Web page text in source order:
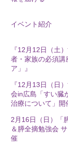
イベント紹介
『12月12日（土
者・家族の必須講
ア」』
『12月13日（日
会in広島「すい臓
治療について」開
2月16日（日）「
＆膵全摘勉強会
催